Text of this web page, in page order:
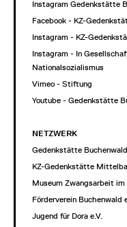
Instagram Gedenkstätte
Facebook - KZ-
Instagram - KZ-
Instagram - In
Nationalsozialismus
Vimeo - Stiftung
Youtube - Gedenkstätte
NETZWERK
Gedenkstätte Buchenwald
KZ-Gedenkstätte
Museum Zwangsarbeit
Förderverein Buchenwald
Jugend für Dora e.V.